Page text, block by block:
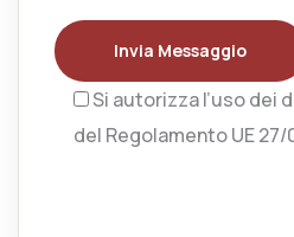
Invia Messaggio
Si autorizza l’uso dei
del Regolamento UE